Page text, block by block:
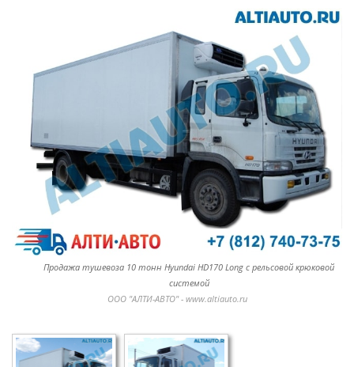
Продажа тушевоза 10 тонн Hyundai HD170 Long с рельсовой крюковой
системой
ООО "АЛТИ-АВТО" - www.altiauto.ru